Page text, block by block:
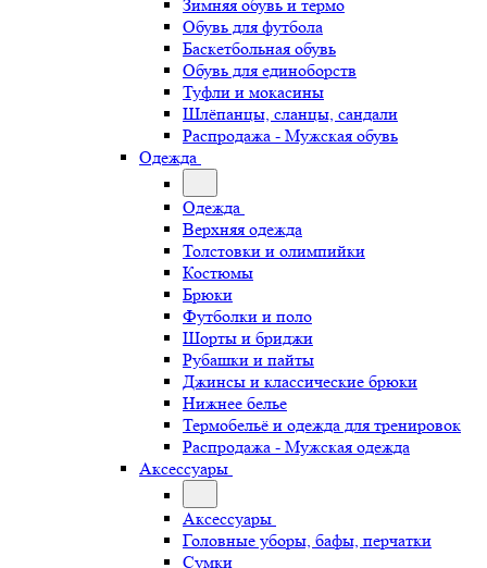
Зимняя обувь и термо
Обувь для футбола
Баскетбольная обувь
Обувь для единоборств
Туфли и мокасины
Шлёпанцы, сланцы, сандали
Распродажа - Мужская обувь
Одежда
Одежда
Верхняя одежда
Толстовки и олимпийки
Костюмы
Брюки
Футболки и поло
Шорты и бриджи
Рубашки и пайты
Джинсы и классические брюки
Нижнее белье
Термобельё и одежда для тренировок
Распродажа - Мужская одежда
Аксессуары
Аксессуары
Головные уборы, бафы, перчатки
Сумки